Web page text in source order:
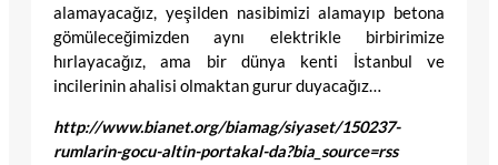
alamayacağız, yeşilden nasibimizi alamayıp betona
gömüleceğimizden aynı elektrikle birbirimize
hırlayacağız, ama bir dünya kenti İstanbul ve
incilerinin ahalisi olmaktan gurur duyacağız…
http://www.bianet.org/biamag/siyaset/150237-
rumlarin-gocu-altin-portakal-da?bia_source=rss